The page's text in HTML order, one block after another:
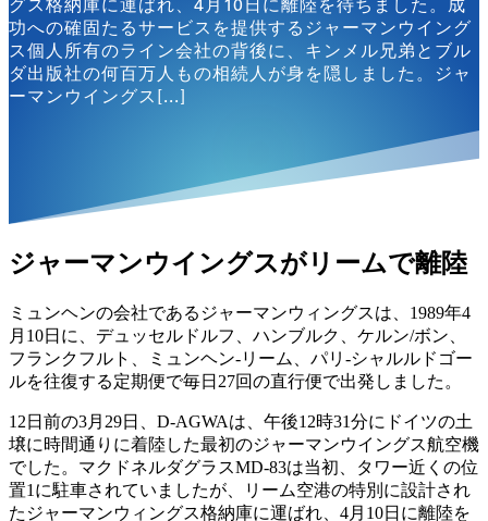
グス格納庫に運ばれ、4月10日に離陸を待ちました。成
功への確固たるサービスを提供するジャーマンウイング
ス個人所有のライン会社の背後に、キンメル兄弟とブル
ダ出版社の何百万人もの相続人が身を隠しました。ジャ
ーマンウイングス[...]
ジャーマンウイングスがリームで離陸
ミュンヘンの会社であるジャーマンウィングスは、1989年4
月10日に、デュッセルドルフ、ハンブルク、ケルン/ボン、
フランクフルト、ミュンヘン-リーム、パリ-シャルルドゴー
ルを往復する定期便で毎日27回の直行便で出発しました。
12日前の3月29日、D-AGWAは、午後12時31分にドイツの土
壌に時間通りに着陸した最初のジャーマンウイングス航空機
でした。マクドネルダグラスMD-83は当初、タワー近くの位
置1に駐車されていましたが、リーム空港の特別に設計され
たジャーマンウィングス格納庫に運ばれ、4月10日に離陸を